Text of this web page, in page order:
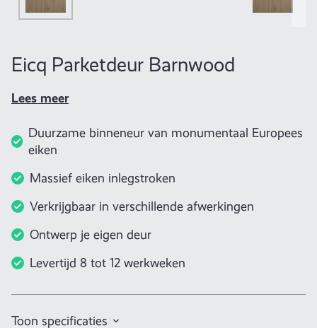
Eicq Parketdeur Barnwood
Lees meer
Duurzame binneneur van monumentaal Europees
eiken
Massief eiken inlegstroken
Verkrijgbaar in verschillende afwerkingen
Ontwerp je eigen deur
Levertijd 8 tot 12 werkweken
Toon specificaties